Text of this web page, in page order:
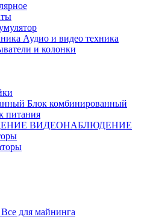
Аудио и видео техника
и колонки
Блок комбинированный
питания
ВИДЕОНАБЛЮДЕНИЕ
Все для майнинга